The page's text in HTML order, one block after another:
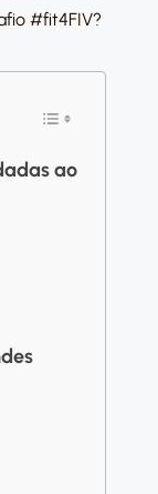
#fit4FIV?
ao